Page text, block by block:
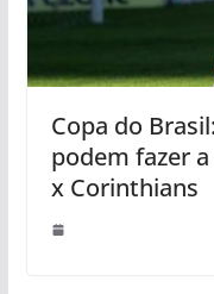
Copa do
podem fazer
x Corinthians